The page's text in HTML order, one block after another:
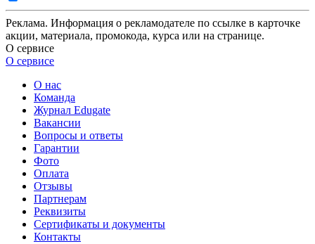
Реклама. Информация о рекламодателе по ссылке в карточке
акции, материала, промокода, курса или на странице.
О сервисе
О сервисе
О нас
Команда
Журнал Edugate
Вакансии
Вопросы и ответы
Гарантии
Фото
Оплата
Отзывы
Партнерам
Реквизиты
Сертификаты и документы
Контакты